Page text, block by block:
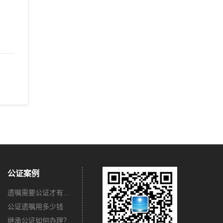
公证案例
遗嘱需要公证才有法律效力吗？
公证遗嘱用多少钱
继承公证如何办理？